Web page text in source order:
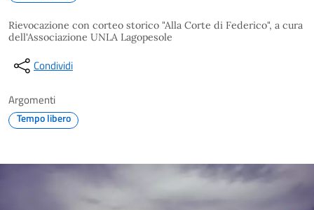
Rievocazione con corteo storico "Alla Corte di Federico", a cura
dell'Associazione UNLA Lagopesole
Condividi
Argomenti
Tempo libero